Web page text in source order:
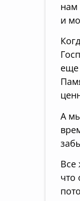
нам
и
еще
А
Все
что